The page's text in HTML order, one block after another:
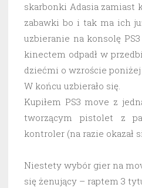
skarbonki Adasia zamiast
zabawki bo i tak ma ich
uzbieranie na konsolę
kinectem odpadł w
dziećmi o wzroście poniżej
W końcu uzbierało się.
Kupiłem PS3 move z
tworzącym pistolet z
kontroler (na razie okazał
Niestety wybór gier na
się żenujący – raptem 3